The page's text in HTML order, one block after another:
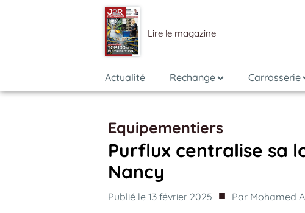
Lire le magazine
Actualité Rechange Carrosserie
Equipementiers
Purflux centralise sa
Nancy
Publié le 13 février 2025 ■ Par Mohamed